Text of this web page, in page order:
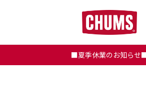
■夏季休業のお知らせ